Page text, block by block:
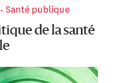
Santé publique
de la santé